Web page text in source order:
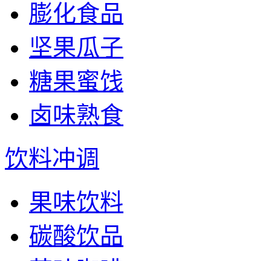
膨化食品
坚果瓜子
糖果蜜饯
卤味熟食
饮料冲调
果味饮料
碳酸饮品